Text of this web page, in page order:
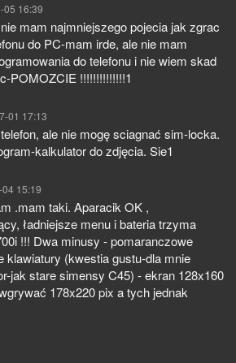
05 16:39
mam najmniejszego pojecia jak zgrac
do PC-mam irde, ale nie mam
do telefonu i nie wiem skad
POMOZCIE !!!!!!!!!!!!!!1
01 17:13
ale nie mogę sciagnać sim-locka.
kalkulator do zdjęcia. Sie1
15:19
.mam taki. Aparacik OK ,
ładniejsze menu i bateria trzyma
!!! Dwa minusy - pomaranczowe
klawiatury (kwestia gustu-dla mnie
jak stare simensy C45) - ekran 128x160
178x220 pix a tych jednak